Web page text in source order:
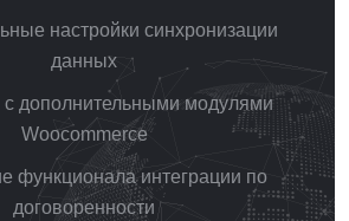
настройки синхронизации
данных
с дополнительными модулями
Woocommerce
функционала интеграции по
договоренности